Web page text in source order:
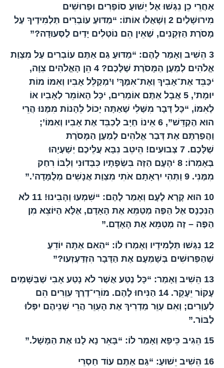
אַחֲרֵי כֵן נִגְּשׁוּ אֶל יֵשׁוּעַ סוֹפְרִים וּפְרוּשִׁים
מִירוּשָׁלַיִם 2 וְשָׁאֲלוּ אוֹתוֹ: “מַדּוּעַ עוֹבְרִים תַּלְמִידֶיךָ עַל
מָסֹרֶת הַזְּקֵנִים, שֶׁאֵין הֵם נוֹטְלִים יָדַיִם לַסְּעוּדָה?”
3 הֵשִׁיב וְאָמַר לָהֶם: “מַדּוּעַ גַּם אַתֶּם עוֹבְרִים עַל מִצְוַת
אֱלֹהִים לְמַעַן הַמָּסֹרֶת שֶׁלָּכֶם? 4 הֵן הָאֱלֹהִים צִוָּה,
‘כַּבֵּד אֶת־אָבִיךָ וְאֶת־אִמֶּךָ’ וּ’מְקַלֵּל אָבִיו וְאִמּוֹ מוֹת
יוּמָת’, 5 אֲבָל אַתֶּם אוֹמְרִים, ‘כָּל הָאוֹמֵר לְאָבִיו אוֹ
לְאִמּוֹ, “כָּל דָּבָר מִשֶּׁלִי שֶׁאַתָּה יָכוֹל לֵהָנוֹת מִמֶּנּוּ הֲרֵי
הוּא הֶקְדֵּשׁ”, 6 אֵינוֹ חַיָּב לְכַבֵּד אֶת אָבִיו וְאִמּוֹ’;
וַהֲפַרְתֶּם אֶת דְּבַר אֱלֹהִים לְמַעַן הַמָּסֹרֶת
שֶׁלָּכֶם. 7 צְבוּעִים! הֵיטֵב נִבָּא עֲלֵיכֶם יְשַׁעְיָהוּ
בְּאָמְרוֹ: 8 ‘הָעָם הַזֶּה בִּשְׂפָתָיו כִּבְּדוּנִי וְלִבּוֹ רִחַק
מִמֶּנִּי. 9 וַתְּהִי יִרְאָתָם אֹתִי מִצְוַת אֲנָשִׁים מְלֻמָּדָה’.”
10 הוּא קָרָא לָעָם וְאָמַר לָהֶם: “שִׁמְעוּ וְהָבִינוּ! 11 לֹא
הַנִּכְנָס אֶל הַפֶּה מְטַמֵּא אֶת הָאָדָם, אֶלָּא הַיּוֹצֵא מִן
הַפֶּה – זֶה מְטַמֵּא אֶת הָאָדָם.”
12 נִגְּשׁוּ תַּלְמִידָיו וְאָמְרוּ לוֹ: “הַאִם אַתָּה יוֹדֵעַ
שֶׁהַפְּרוּשִׁים בְּשָׁמְעָם אֶת הַדָּבָר הִזְדַּעְזְעוּ?”
13 הֵשִׁיב וְאָמַר: “כָּל נֶטַע אֲשֶׁר לֹא נָטַע אָבִי שֶׁבַּשָּׁמַיִם
עָקוֹר יֵעָקֵר. 14 הַנִּיחוּ לָהֶם. מוֹרֵי־דֶרֶךְ עִוְרִים הֵם
לְעִוְרִים; וְאִם עִוֵּר מַדְרִיךְ אֶת הָעִוֵּר הֲרֵי שְׁנֵיהֶם יִפְּלוּ
לַבּוֹר.”
15 הֵגִיב כֵּיפָא וְאָמַר לוֹ: “בָּאֵר נָא לָנוּ אֶת הַמָּשָׁל.”
16 הֵשִׁיב יֵשׁוּעַ: “גַּם אַתֶּם עוֹד חַסְרֵי